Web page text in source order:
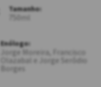
Tamanho:
750ml
Enólogo:
Jorge Moreira, Francisco
Olazabal e Jorge Serôdio
Borges